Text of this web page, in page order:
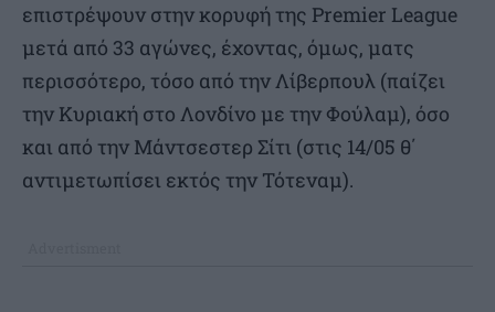
επιστρέψουν στην κορυφή της Premier League
μετά από 33 αγώνες, έχοντας, όμως, ματς
περισσότερο, τόσο από την Λίβερπουλ (παίζει
την Κυριακή στο Λονδίνο με την Φούλαμ), όσο
και από την Μάντσεστερ Σίτι (στις 14/05 θ΄
αντιμετωπίσει εκτός την Τότεναμ).